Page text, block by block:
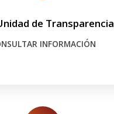
de Transparencia
INFORMACIÓN